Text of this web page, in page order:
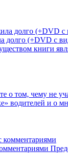
долго (+DVD с
книги
о том, чему не
водителей и о